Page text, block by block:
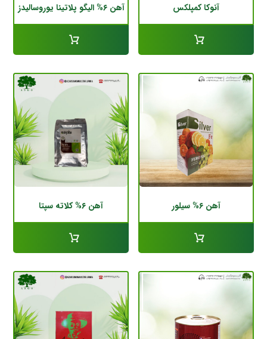
آنوکا کمپلکس آهن ۶% الیگو پلاتینا یوروسالیدز
آهن ۶% سیلور آهن ۶% کلاته سپتا